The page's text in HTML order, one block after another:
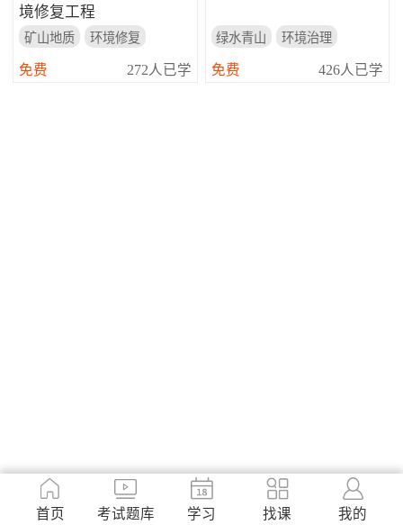
境修复工程
矿山地质 环境修复
环境保护
免费 272人已学
绿水青山 环境治理
变废为宝
免费 426人已学
首页 考试题库 学习 找课 我的